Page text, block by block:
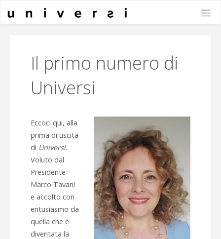
Il primo numero di
Universi
Eccoci qui, alla
prima di uscita
di Universi.
Voluto dal
Presidente
Marco Tavani
e accolto con
entusiasmo da
quella che è
diventata la